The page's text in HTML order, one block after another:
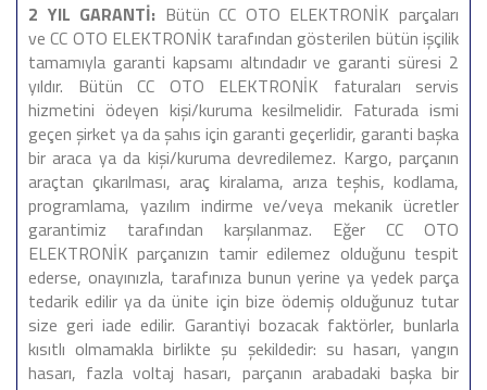
2 YIL GARANTİ: Bütün CC OTO ELEKTRONİK parçaları
ve CC OTO ELEKTRONİK tarafından gösterilen bütün işçilik
tamamıyla garanti kapsamı altındadır ve garanti süresi 2
yıldır. Bütün CC OTO ELEKTRONİK faturaları servis
hizmetini ödeyen kişi/kuruma kesilmelidir. Faturada ismi
geçen şirket ya da şahıs için garanti geçerlidir, garanti başka
bir araca ya da kişi/kuruma devredilemez. Kargo, parçanın
araçtan çıkarılması, araç kiralama, arıza teşhis, kodlama,
programlama, yazılım indirme ve/veya mekanik ücretler
garantimiz tarafından karşılanmaz. Eğer CC OTO
ELEKTRONİK parçanızın tamir edilemez olduğunu tespit
ederse, onayınızla, tarafınıza bunun yerine ya yedek parça
tedarik edilir ya da ünite için bize ödemiş olduğunuz tutar
size geri iade edilir. Garantiyi bozacak faktörler, bunlarla
kısıtlı olmamakla birlikte şu şekildedir: su hasarı, yangın
hasarı, fazla voltaj hasarı, parçanın arabadaki başka bir